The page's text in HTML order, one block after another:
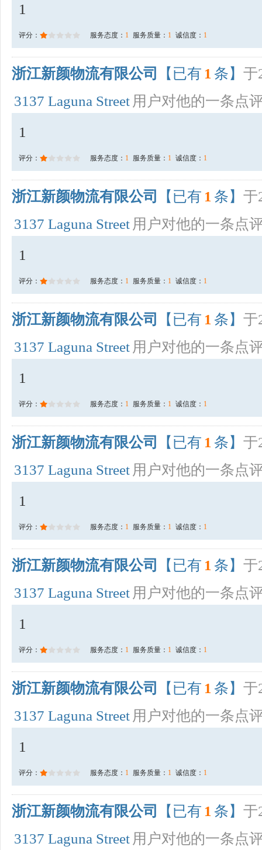
1
评分： 服务态度： 1 服务质量： 1 诚信度： 1
浙江新颜物流有限公司 【已有 1 条】 于
3137 Laguna Street 用户对他的一条点
1
评分： 服务态度： 1 服务质量： 1 诚信度： 1
浙江新颜物流有限公司 【已有 1 条】 于
3137 Laguna Street 用户对他的一条点
1
评分： 服务态度： 1 服务质量： 1 诚信度： 1
浙江新颜物流有限公司 【已有 1 条】 于
3137 Laguna Street 用户对他的一条点
1
评分： 服务态度： 1 服务质量： 1 诚信度： 1
浙江新颜物流有限公司 【已有 1 条】 于
3137 Laguna Street 用户对他的一条点
1
评分： 服务态度： 1 服务质量： 1 诚信度： 1
浙江新颜物流有限公司 【已有 1 条】 于
3137 Laguna Street 用户对他的一条点
1
评分： 服务态度： 1 服务质量： 1 诚信度： 1
浙江新颜物流有限公司 【已有 1 条】 于
3137 Laguna Street 用户对他的一条点
1
评分： 服务态度： 1 服务质量： 1 诚信度： 1
浙江新颜物流有限公司 【已有 1 条】 于
3137 Laguna Street 用户对他的一条点